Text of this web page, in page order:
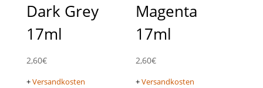
Dark Grey
17ml
2,60€
+Versandkosten
Magenta
17ml
2,60€
+Versandkosten